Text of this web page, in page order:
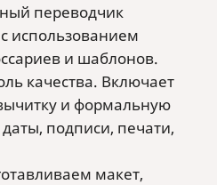
переводчик
использованием
и шаблонов.
качества. Включает
и формальную
подписи, печати,
макет,